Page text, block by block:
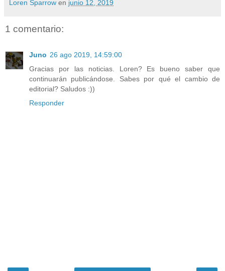
Loren Sparrow en junio 12, 2019
1 comentario:
Juno 26 ago 2019, 14:59:00
Gracias por las noticias. Loren? Es bueno saber que
continuarán publicándose. Sabes por qué el cambio de
editorial? Saludos :))
Responder